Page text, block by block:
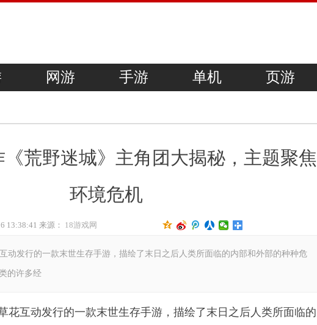
网游 手游 单机 页游
荒野迷城》主角团大揭秘，主题聚焦
环境危机
13:38:41 来源： 18游戏网
发行的一款末世生存手游，描绘了末日之后人类所面临的内部和外部的种种危
的许多经
互动发行的一款末世生存手游，描绘了末日之后人类所面临的